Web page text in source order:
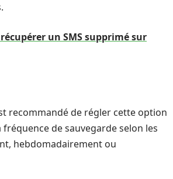
un SMS supprimé sur
recommandé de régler cette option
de sauvegarde selon les
hebdomadairement ou